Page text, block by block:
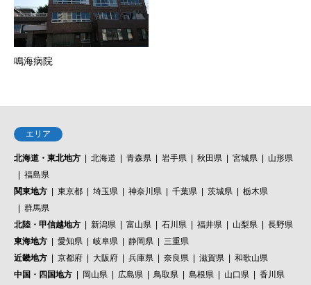
鳴海病院
エリア
北海道・東北地方 北海道 青森県 岩手県 秋田県 宮城県
山形県
福島県
関東地方
東京都 埼玉県 神奈川県 千葉県 茨城県
栃木県
群馬県
北陸・甲信越地方
新潟県 富山県 石川県 福井県 山梨県
長野県
東海地方
愛知県 岐阜県 静岡県
三重県
近畿地方
京都府 大阪府 兵庫県 奈良県 滋賀県
和歌山県
中国・四国地方
岡山県 広島県 鳥取県 島根県 山口県
香川県